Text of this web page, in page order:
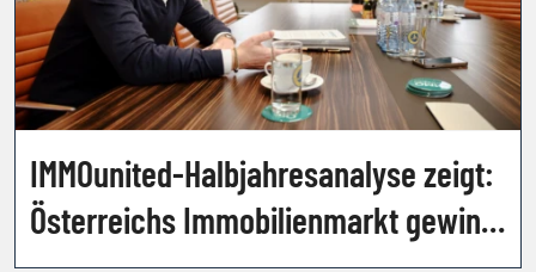
IMMOunited-Halbjahresanalyse zeigt:
Österreichs Immobilienmarkt gewinnt